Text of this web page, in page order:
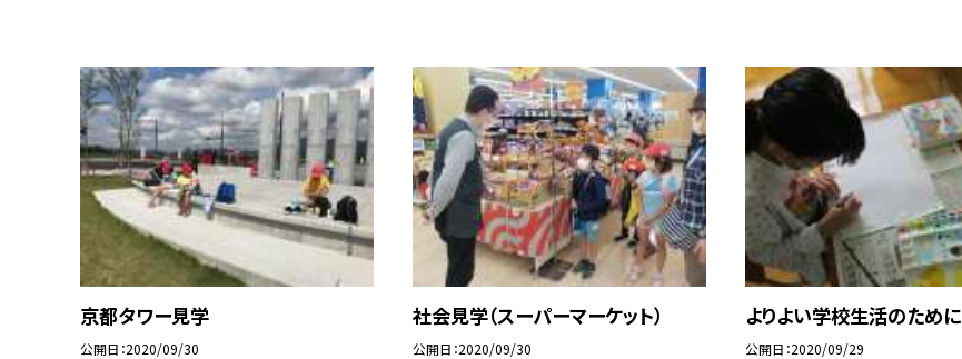
京都タワー見学
公開日 2020/09/30
社会見学（スーパーマーケット）
公開日 2020/09/30
よりよい学校生活のために
公開日 2020/09/29